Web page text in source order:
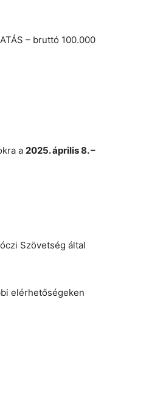
– bruttó 100.000
a 2025. április 8. –
Szövetség által
elérhetőségeken